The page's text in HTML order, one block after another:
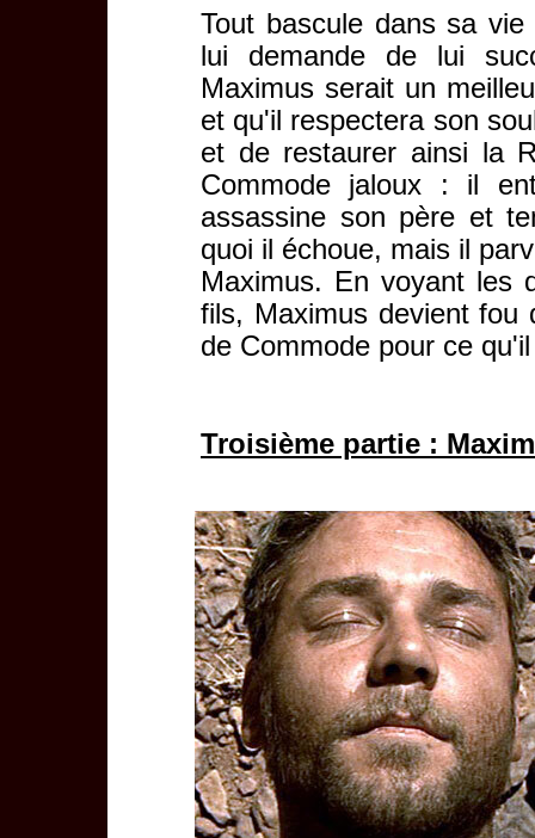
Tout bascule dans sa
lui demande de lui
Maximus serait un
et qu'il respectera son
et de restaurer ainsi la
Commode jaloux : il
assassine son père et
quoi il échoue, mais il
Maximus. En voyant les
fils, Maximus devient fou
de Commode pour ce
Troisième partie :